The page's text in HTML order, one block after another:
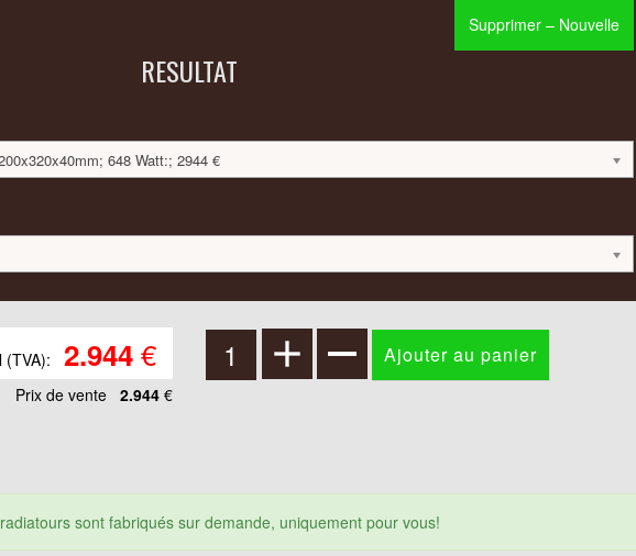
Supprimer – Nouvelle
RESULTAT
648 Watt:; 2944 €
(TVA): 2.944€
Prix ​​de vente 2.944€
sont fabriqués sur demande, uniquement pour vous!